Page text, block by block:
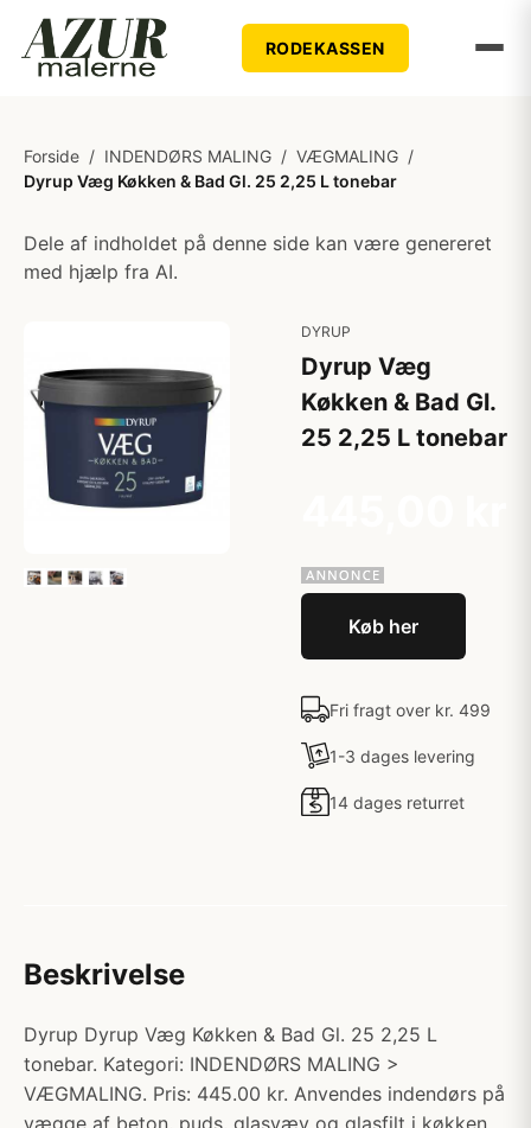
RODEKASSEN
Forside / INDENDØRS MALING / VÆGMALING /
Dyrup Væg Køkken & Bad Gl. 25 2,25 L tonebar
Dele af indholdet på denne side kan være genereret
med hjælp fra AI.
DYRUP
Dyrup Væg
Køkken & Bad Gl.
25 2,25 L tonebar
Køb her
Fri fragt over kr. 499
1-3 dages levering
14 dages returret
Beskrivelse
Dyrup Dyrup Væg Køkken & Bad Gl. 25 2,25 L
tonebar. Kategori: INDENDØRS MALING >
VÆGMALING. Pris: 445.00 kr. Anvendes indendørs på
vægge af beton, puds, glasvæv og glasfilt i køkken